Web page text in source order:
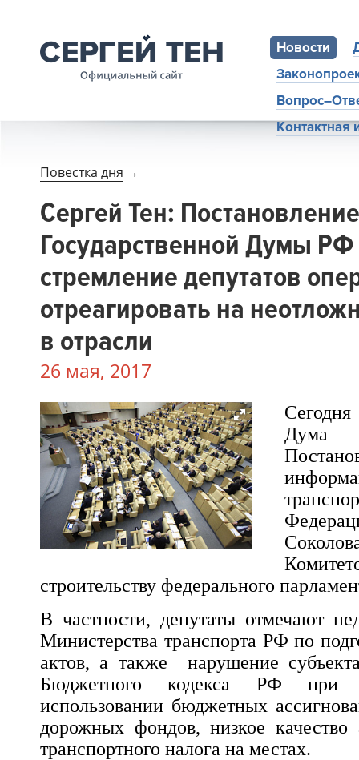
Новости
Повестка дня →
Сергей Тен: Постановление
Государственной Думы РФ
стремление депутатов
отреагировать на
в отрасли
26 мая, 2017
Дума
строительству федерального
В частности, депутаты отмечают
Министерства транспорта РФ по
актов, а также нарушение
Бюджетного кодекса РФ при
использовании бюджетных
дорожных фондов, низкое качество
транспортного налога на местах.